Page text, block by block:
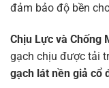
đảm bảo độ bền
Chịu Lực và Chống
gạch chịu được tải
gạch lát nền giả cổ